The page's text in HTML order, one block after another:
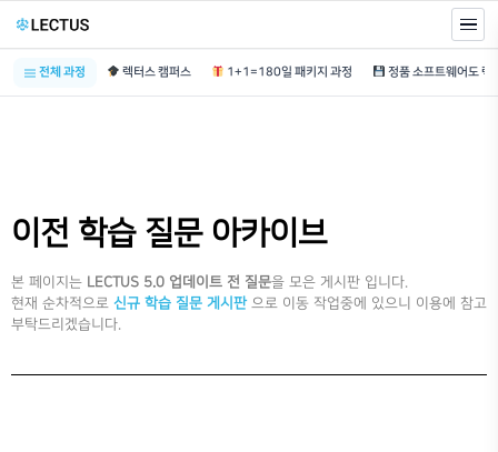
전체 과정 렉터스 캠퍼스 1+1=180일 패키지 과정
이전 학습 질문 아카이브
본 페이지는 LECTUS 5.0 업데이트 전 질문을 모은 게시판 입니다.
현재 순차적으로 신규 학습 질문 게시판 으로 이동 작업중에 있으니 이용에 참고
부탁드리겠습니다.